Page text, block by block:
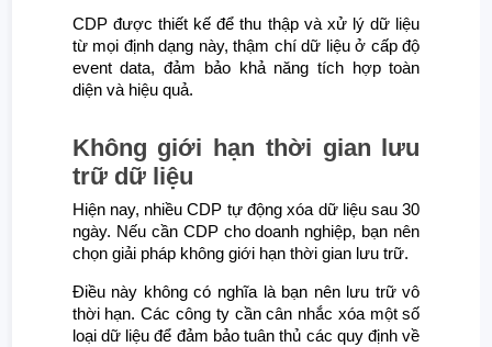
CDP được thiết kế để thu thập và xử lý dữ liệu
từ mọi định dạng này, thậm chí dữ liệu ở cấp độ
event data, đảm bảo khả năng tích hợp toàn
diện và hiệu quả.
Không giới hạn thời gian lưu
trữ dữ liệu
Hiện nay, nhiều CDP tự động xóa dữ liệu sau 30
ngày. Nếu cần CDP cho doanh nghiệp, bạn nên
chọn giải pháp không giới hạn thời gian lưu trữ.
Điều này không có nghĩa là bạn nên lưu trữ vô
thời hạn. Các công ty cần cân nhắc xóa một số
loại dữ liệu để đảm bảo tuân thủ các quy định về